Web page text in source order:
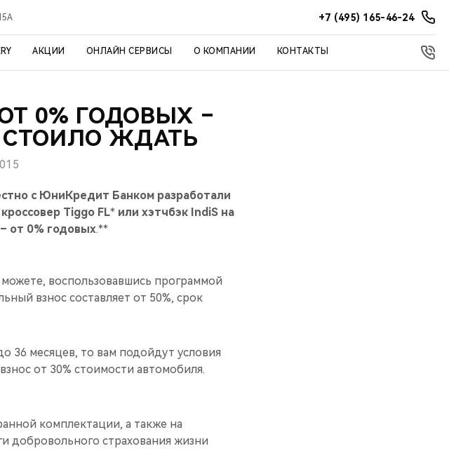
+7 (495) 165-46-24
АКЦИИ ОНЛАЙН СЕРВИСЫ О КОМПАНИИ КОНТАКТЫ
0% ГОДОВЫХ –
СТОИЛО ЖДАТЬ
с ЮниКредит Банком разработали
Tiggo FL* или хэтчбэк IndiS на
от 0% годовых.**
воспользовавшись программой
взнос составляет от 50%, срок
36 месяцев, то вам подойдут условия
от 30% стоимости автомобиля.
комплектации, а также на
добровольного страхования жизни